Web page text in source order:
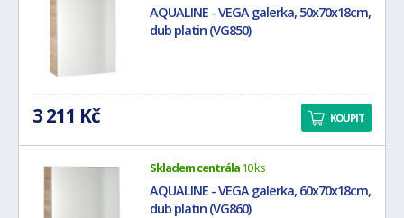
AQUALINE - VEGA galerka, 50x70x18cm,
dub platin (VG850)
3 211 Kč KOUPIT
Skladem centrála10 ks
AQUALINE - VEGA galerka, 60x70x18cm,
dub platin (VG860)